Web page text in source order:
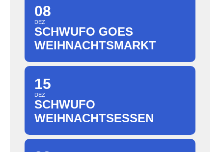
08
DEZ
SCHWUFO GOES
WEIHNACHTSMARKT
15
DEZ
SCHWUFO
WEIHNACHTSESSEN